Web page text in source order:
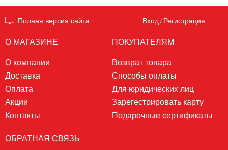
Полная версия сайта Вход / Регистрация
О МАГАЗИНЕ
О компании
Доставка
Оплата
Акции
Контакты
ПОКУПАТЕЛЯМ
Возврат товара
Способы оплаты
Для юридических лиц
Зарегестрировать карту
Подарочные сертификаты
ОБРАТНАЯ СВЯЗЬ